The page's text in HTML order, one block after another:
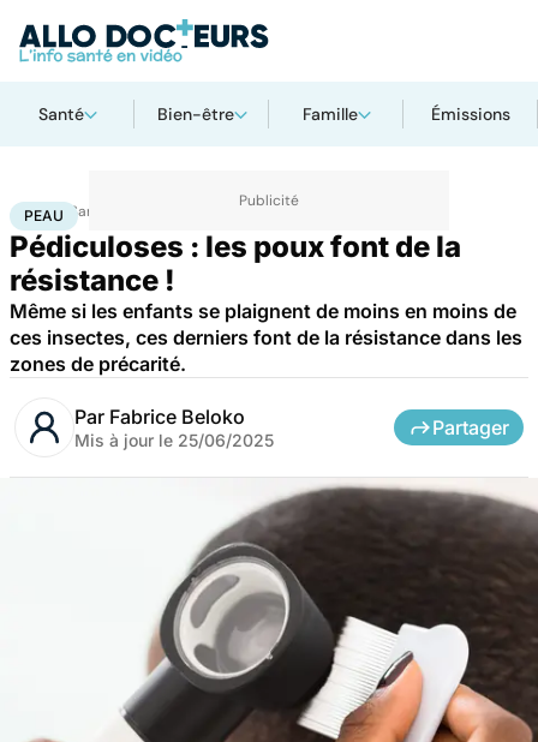
Santé Bien-être Famille Émissions
Accueil Santé
PEAU
Pédiculoses : les poux font de la
résistance !
Même si les enfants se plaignent de moins en moins de
ces insectes, ces derniers font de la résistance dans les
zones de précarité.
Par Fabrice Beloko
Mis à jour le 25/06/2025
Partager